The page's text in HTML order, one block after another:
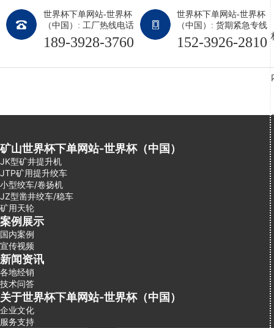
世界杯下单网站-世界杯
（中国）: 工厂热线电话
189-3928-3760
世界杯下单网站-世界杯
（中国）: 货期紧急专线
152-3926-2810
矿山世界杯下单网站-世界杯（中国）
JK型矿井提升机
JTP矿用提升绞车
小型绞车/卷扬机
JZ型凿井绞车/稳车
矿用天轮
案例展示
国内案例
宣传视频
新闻资讯
各地经销
技术问答
关于世界杯下单网站-世界杯（中国）
企业文化
服务支持